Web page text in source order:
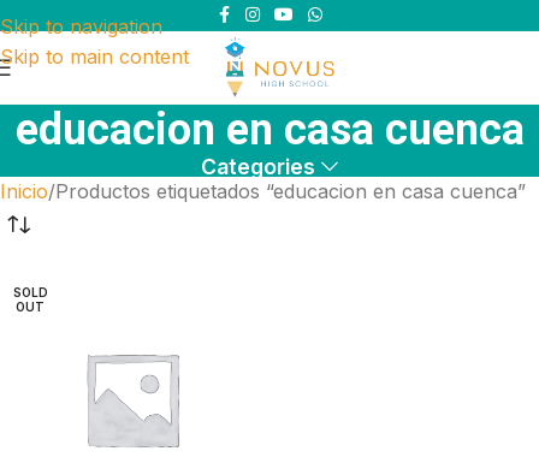
Skip to navigation
Skip to main content
educacion en casa cuenca
Categories
Inicio Productos etiquetados “educacion en casa cuenca”
SOLD
OUT